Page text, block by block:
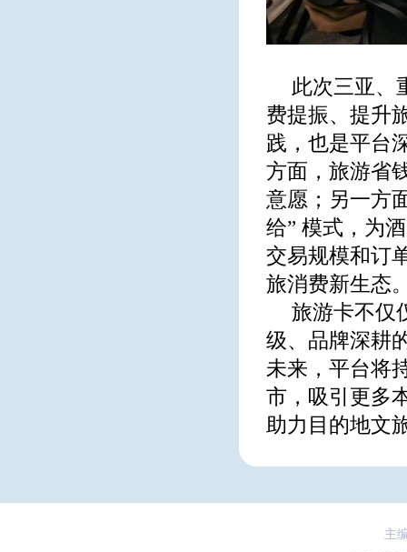
此次三亚、
费提振、提升
践，也是平台
方面，旅游省
意愿；另一方
给” 模式，为
交易规模和订
旅消费新生态
旅游卡不仅
级、品牌深耕
未来，平台将
市，吸引更多
助力目的地文
主